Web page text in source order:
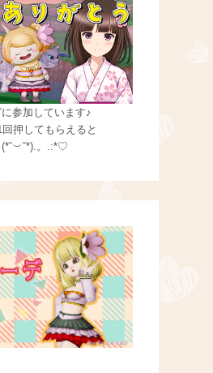
参加しています♪
押してもらえると
。.:*♡